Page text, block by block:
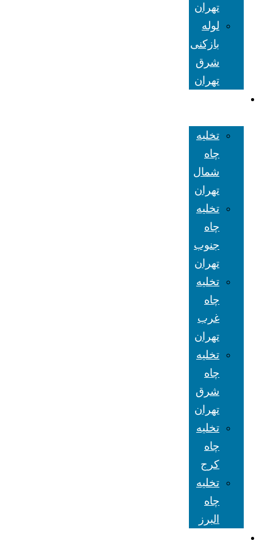
تهران
لوله
بازکنی
شرق
تهران
تخلیه
چاه
شمال
تهران
تخلیه
چاه
جنوب
تهران
تخلیه
چاه
غرب
تهران
تخلیه
چاه
شرق
تهران
تخلیه
چاه
کرج
تخلیه
چاه
البرز